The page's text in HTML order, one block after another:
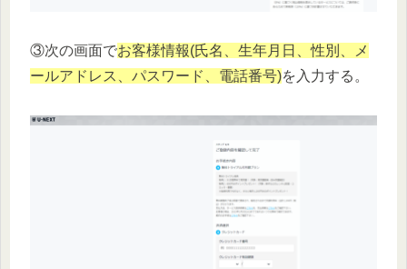
③次の画面でお客様情報(氏名、生年月日、性別、メ
ールアドレス、パスワード、電話番号)を入力する。